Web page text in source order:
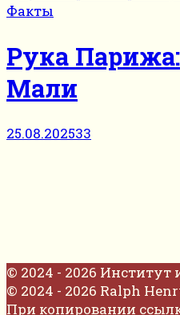
Факты
Рука
Мали
25.08.202533
© 2024 - 2026
© 2024 - 2026 Ralph
При копировании